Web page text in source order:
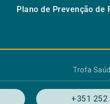
Plano de Prevenção de
Trofa
+351 252